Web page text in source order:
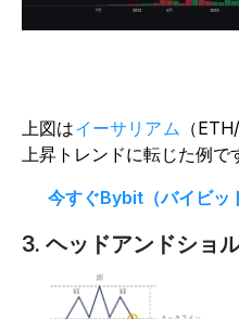
上図はイーサリアム （
上昇トレンドに転じた例で
今すぐBybit（バイビッ
3. ヘッドアンドショ